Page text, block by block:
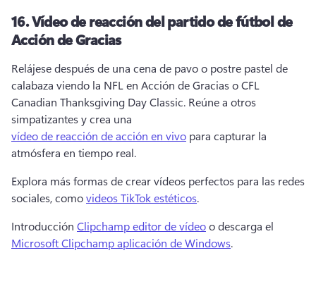
16.Vídeo de reacción del partido de fútbol de
Acción de Gracias
Relájese después de una cena de pavo o postre pastel de
calabaza viendo la NFL en Acción de Gracias o CFL
Canadian Thanksgiving Day Classic. Reúne a otros
simpatizantes y crea una
vídeo de reacción de acción en vivo para capturar la
atmósfera en tiempo real.
Explora más formas de crear vídeos perfectos para las redes
sociales, como videos TikTok estéticos.
Introducción Clipchamp editor de vídeo o descarga el
Microsoft Clipchamp aplicación de Windows.